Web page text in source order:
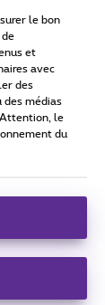
le bon
et
avec
des
des médias
Attention, le
du